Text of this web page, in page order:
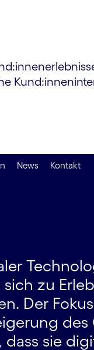
News Kontakt
zu
Der
des
sie